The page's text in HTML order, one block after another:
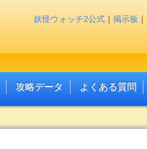
妖怪ウォッチ2公式 ｜ 掲示板 ｜
攻略データ よくある質問